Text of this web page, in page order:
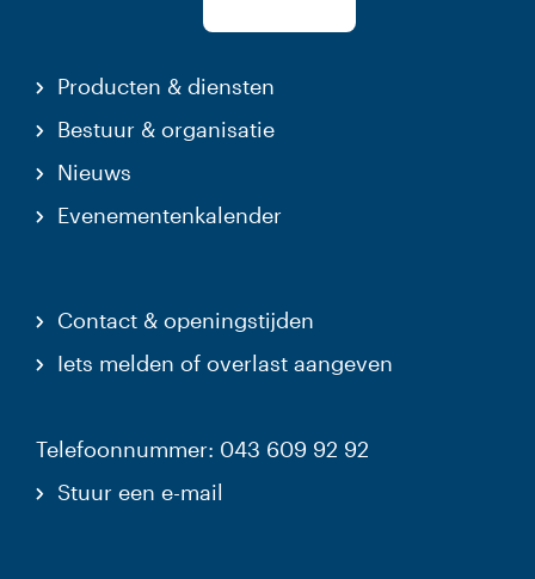
Producten & diensten
Bestuur & organisatie
Nieuws
Evenementenkalender
Contact & openingstijden
Iets melden of overlast aangeven
Telefoonnummer: 043 609 92 92
Stuur een e-mail